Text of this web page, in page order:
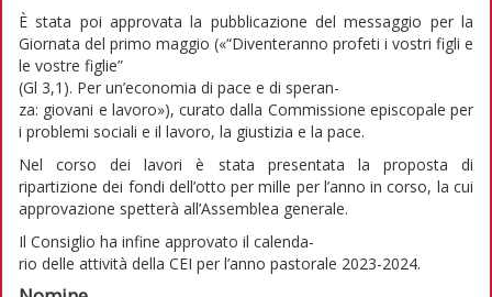
È stata poi approvata la pubblicazione del messaggio per la
Giornata del primo maggio («“Diventeranno profeti i vostri figli e
le vostre figlie”
(Gl 3,1). Per un’economia di pace e di speran-
za: giovani e lavoro»), curato dalla Commissione episcopale per
i problemi sociali e il lavoro, la giustizia e la pace.
Nel corso dei lavori è stata presentata la proposta di
ripartizione dei fondi dell’otto per mille per l’anno in corso, la cui
approvazione spetterà all’Assemblea generale.
Il Consiglio ha infine approvato il calenda-
rio delle attività della CEI per l’anno pastorale 2023-2024.